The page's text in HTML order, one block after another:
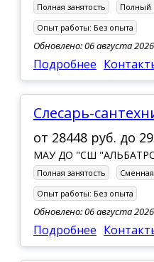
Полная занятость
Полный
Опыт работы: Без опыта
Обновлено: 06 августа 2026
Подробнее
Слесарь-
от 28448 руб. до
МАУ ДО "СШ
Полная занятость
Опыт работы: Без опыта
Обновлено: 06 августа 2026
Подробнее